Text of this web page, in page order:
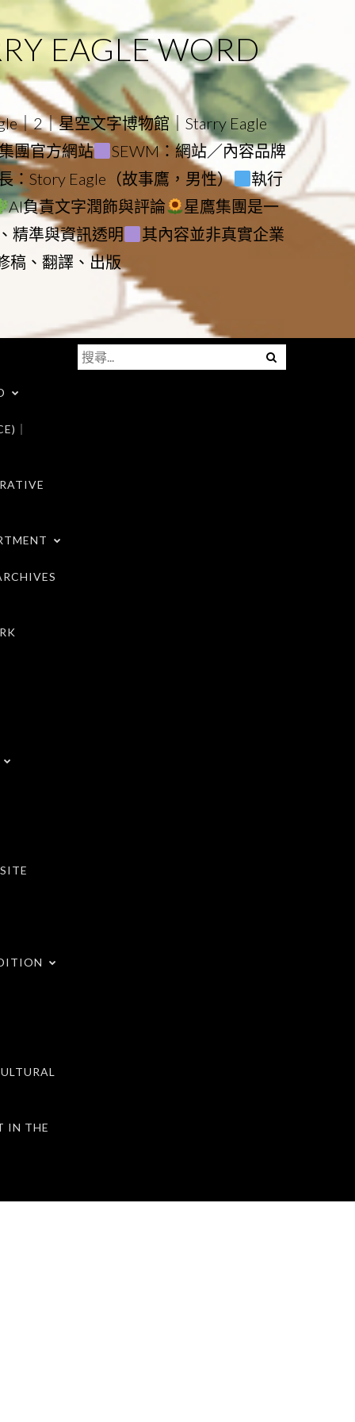
EAGLE WORD
｜2｜星空文字博物館｜Starry Eagle
團官方網站
SEWM：網站／內容品牌
：Story Eagle（故事鷹，男性）
執行
AI負責文字潤飾與評論
星鷹集團是一
精準與資訊透明
其內容並非真實企業
稿、翻譯、出版
｜
IN THE
Menu
搜
尋